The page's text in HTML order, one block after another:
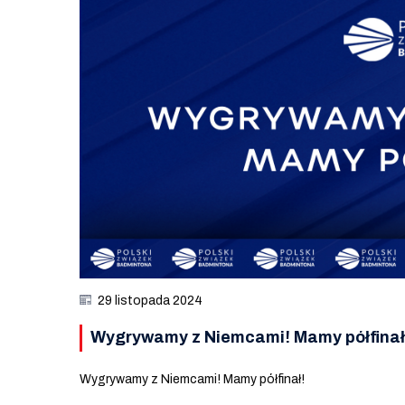
29 listopada 2024
Wygrywamy z Niemcami! Mamy
Wygrywamy z Niemcami! Mamy półfinał!